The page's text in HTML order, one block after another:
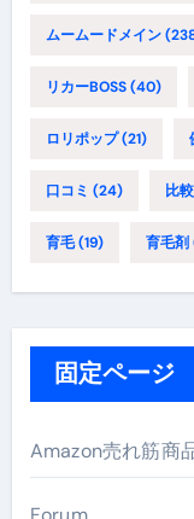
ムームードメイン
リカーBOSS(40)
ロリポップ(21)
口コミ (24) 比較
育毛(19) 育毛剤
固定ページ
Amazon売れ筋商